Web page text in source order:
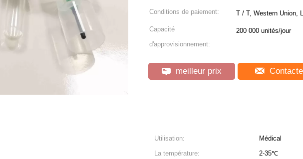
Conditions de paiement: T / T, Western Union,
Capacité
d'approvisionnement:
200 000 unités/jour
meilleur prix
Utilisation:
Médical
La température:
2-35℃